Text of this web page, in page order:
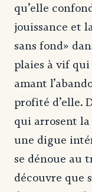
qu’elle
jouissance et
sans fond»
plaies à vif qui
amant
profité d’elle.
qui arrosent la
une digue
se dénoue au
découvre que